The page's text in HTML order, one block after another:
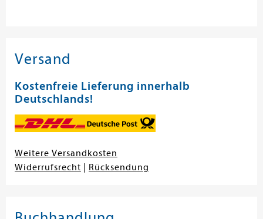
Versand
Kostenfreie Lieferung innerhalb
Deutschlands!
Weitere Versandkosten
Widerrufsrecht
Rücksendung